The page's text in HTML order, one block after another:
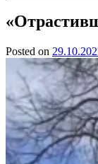
Posted on